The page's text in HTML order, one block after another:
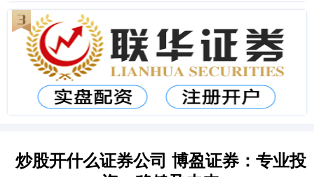
炒股开什么证券公司 博盈证券：专业投